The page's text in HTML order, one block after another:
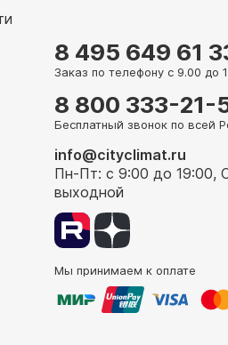
8 495 649 61
Заказ по телефону с 9.00 до
8 800 333-21-
Бесплатный звонок по всей
info@cityclimat.ru
Пн-Пт: с 9:00 до 19:00,
выходной
Мы принимаем к оплате